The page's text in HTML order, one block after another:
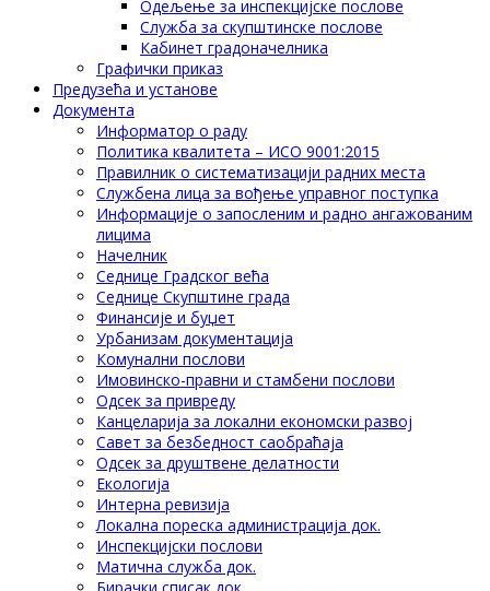
Одељење за инспекцијске послове
Служба за скупштинске послове
Кабинет градоначелника
Графички приказ
Предузећа и установе
Документа
Информатор о раду
Политика квалитета – ИСО 9001:2015
Правилник о систематизацији радних места
Службена лица за вођење управног поступка
Информације о запосленим и радно ангажованим
лицима
Начелник
Седнице Градског већа
Седнице Скупштине града
Финансије и буџет
Урбанизам документација
Комунални послови
Имовинско-правни и стамбени послови
Одсек за привреду
Канцеларија за локални економски развој
Савет за безбедност саобраћаја
Одсек за друштвене делатности
Eкологија
Интерна ревизија
Локална пореска администрација док.
Инспекцијски послови
Матична служба док.